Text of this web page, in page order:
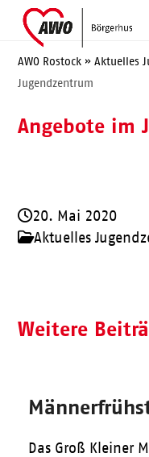
Skip
content
Open
mobile
menu
Close
mobile
menu
AWO Rostock »Aktuelles
Jugendzentrum
Angebote im
20. Mai 2020
Aktuelles
Weitere
Das Groß Kleiner